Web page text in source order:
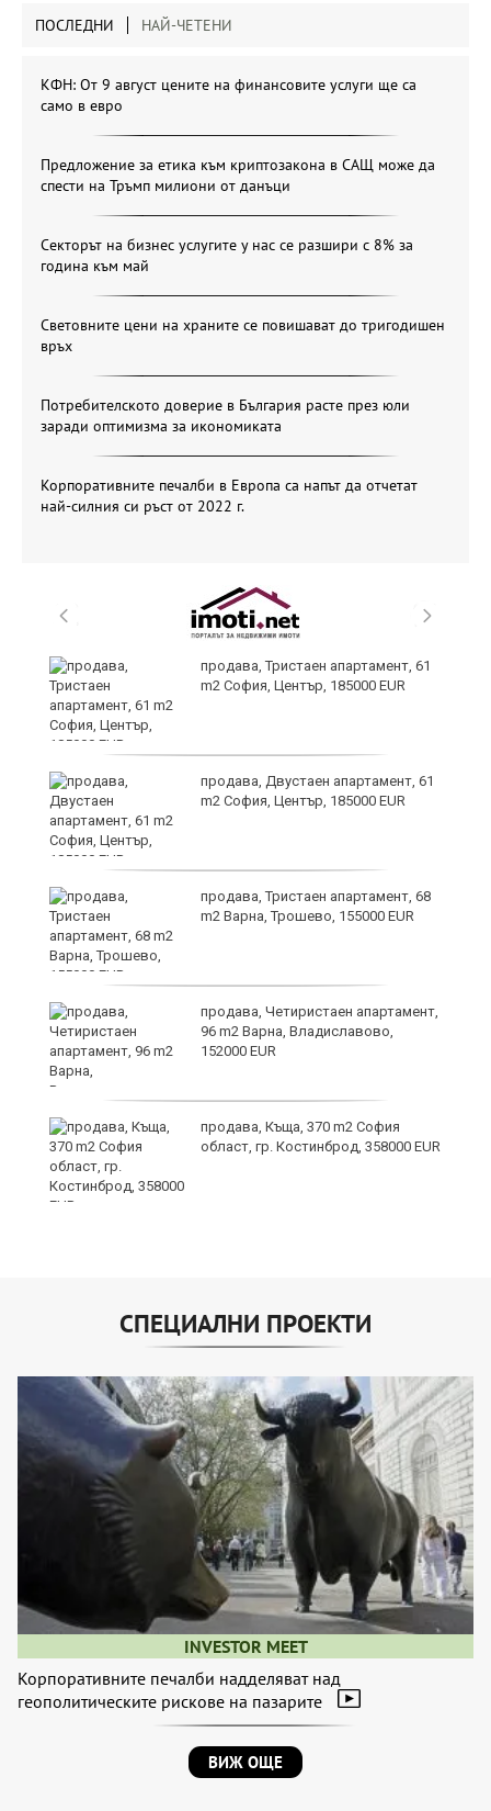
ПОСЛЕДНИ НАЙ-ЧЕТЕНИ
КФН: От 9 август цените на финансовите услуги ще са
само в евро
Предложение за етика към криптозакона в САЩ може да
спести на Тръмп милиони от данъци
Секторът на бизнес услугите у нас се разшири с 8% за
година към май
Световните цени на храните се повишават до тригодишен
връх
Потребителското доверие в България расте през юли
заради оптимизма за икономиката
Корпоративните печалби в Европа са напът да отчетат
най-силния си ръст от 2022 г.
продава, Тристаен апартамент, 61
m2 София, Център, 185000 EUR
продава, Двустаен апартамент, 61
m2 София, Център, 185000 EUR
продава, Тристаен апартамент, 68
m2 Варна, Трошево, 155000 EUR
продава, Четиристаен апартамент,
96 m2 Варна, Владиславово,
152000 EUR
продава, Къща, 370 m2 София
област, гр. Костинброд, 358000 EUR
СПЕЦИАЛНИ ПРОЕКТИ
INVESTOR MEET
Корпоративните печалби надделяват над
геополитическите рискове на пазарите
ВИЖ ОЩЕ